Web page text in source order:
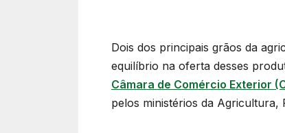
Dois dos principais grãos da
equilíbrio na oferta desses
Câmara de Comércio Exterior
pelos ministérios da Agricultura,